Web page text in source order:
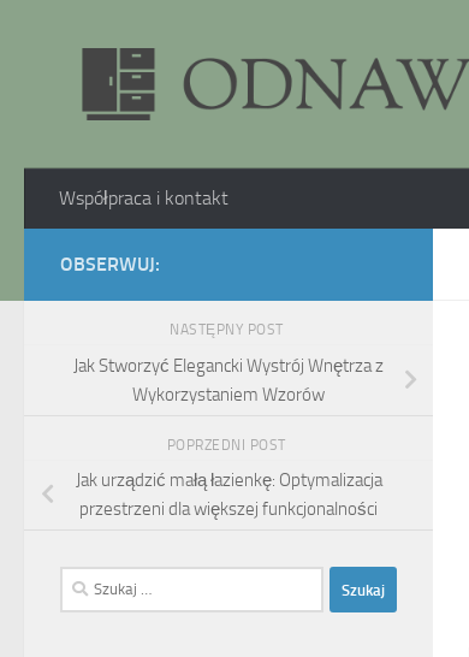
Współpraca i kontakt
OBSERWUJ:
NASTĘPNY POST
Jak Stworzyć Elegancki Wystrój Wnętrza z
Wykorzystaniem Wzorów
POPRZEDNI POST
Jak urządzić małą łazienkę: Optymalizacja
przestrzeni dla większej funkcjonalności
Szukaj: